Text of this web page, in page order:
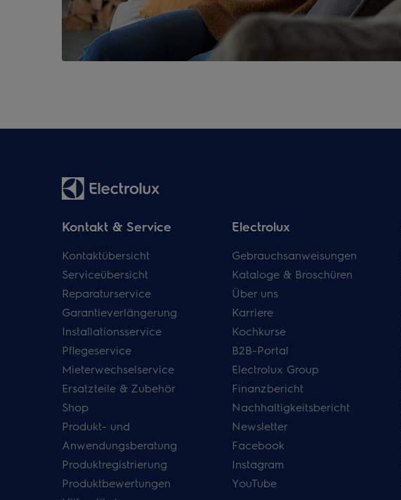
Kontakt & Service
Kontaktübersicht
Serviceübersicht
Reparaturservice
Garantieverlängerung
Installationsservice
Pflegeservice
Mieterwechselservice
Ersatzteile & Zubehör
Shop
Produkt- und
Anwendungsberatung
Produktregistrierung
Produktbewertungen
Electrolux
Gebrauchsanweisungen
Kataloge & Broschüren
Über uns
Karriere
Kochkurse
B2B-Portal
Electrolux Group
Finanzbericht
Nachhaltigkeitsbericht
Newsletter
Facebook
Instagram
YouTube